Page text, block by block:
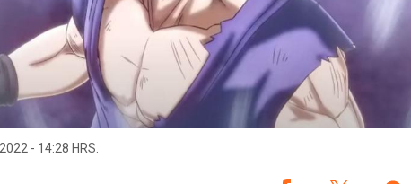
- 14:28 HRS.